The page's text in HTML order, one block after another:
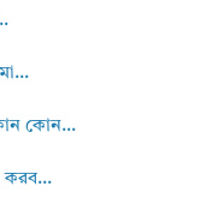
কোন...
করব...